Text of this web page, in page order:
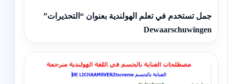
جمل تستخدم في تعلم الهولندية بعنوان “التحذيرات”
Dewaarschuwingen